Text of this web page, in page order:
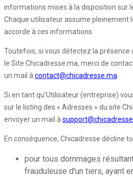
informations mises à la disposition sur
Chaque utilisateur assume pleinement
accorde à ces informations.
Toutefois, si vous détectez la
le Site Chicadresse.ma, merci de
un mail àcontact@chicadresse.ma
Si en tant qu’Utilisateur (entreprise)
sur le listing des « Adresses » du site
envoyer un mail à
En conséquence, Chicadresse décline
pour tous dommages
frauduleuse d'un tiers, ayant